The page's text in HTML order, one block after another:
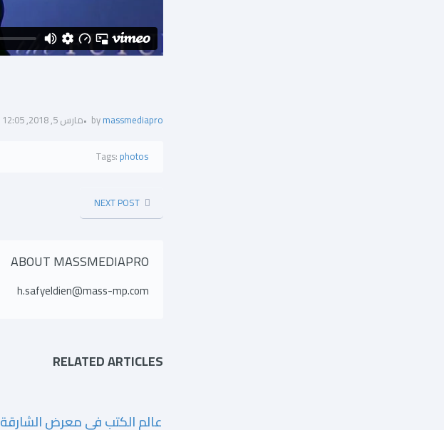
bymassmediapro مارس 5, 2018, 12:05 م
Tags: photos
NEXT POST
ABOUT MASSMEDIAPRO
h.safyeldien@mass-mp.com
RELATED ARTICLES
عالم الكتب فى معرض الشارقة